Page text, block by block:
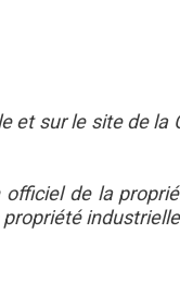
et sur le site de la
de la